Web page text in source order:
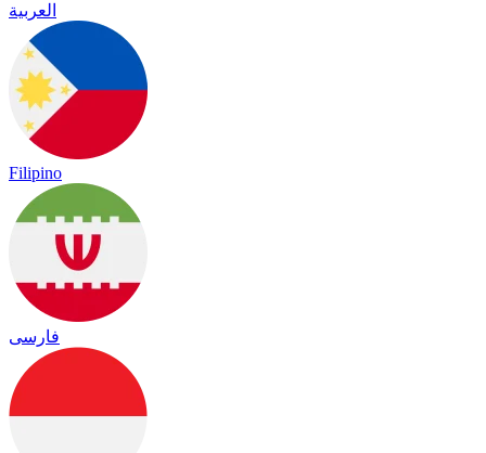
العربية
Filipino
فارسی